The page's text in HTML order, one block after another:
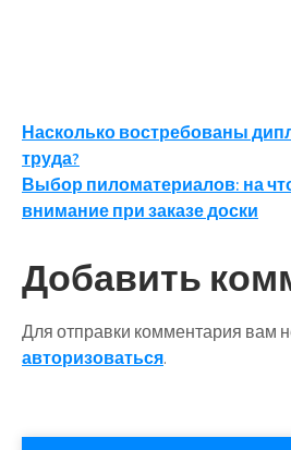
Навигация
по
записям
Насколько востребованы
труда?
Выбор пиломатериалов: на
внимание при заказе доски
Добавить
Для отправки комментария вам
авторизоваться.